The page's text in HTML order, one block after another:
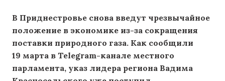
В Приднестровье снова введут чрезвычайное
положение в экономике из-за сокращения
поставки природного газа. Как сообщили
19 марта в Telegram-канале местного
парламента, указ лидера региона Вадима